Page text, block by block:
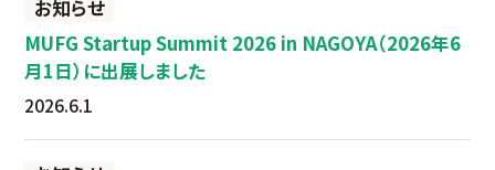
お知らせ
MUFG Startup Summit 2026 in NAGOYA（2026年6
月1日）に出展しました
2026.6.1